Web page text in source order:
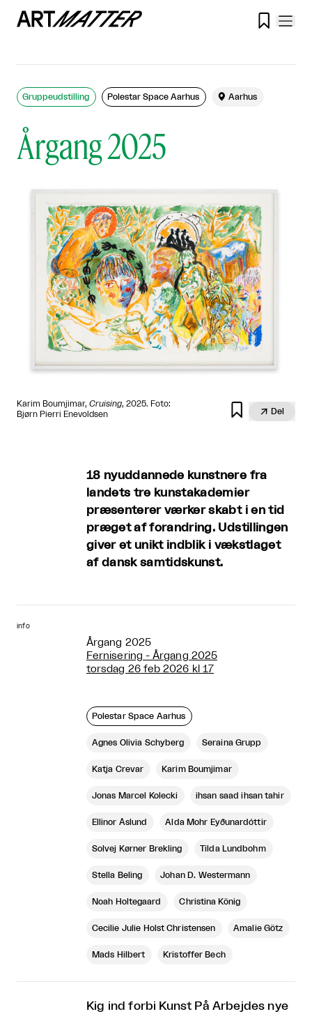

Årgang 2025
Gruppeudstilling Polestar Space Aarhus  Aarhus
Karim Boumjimar, Cruising, 2025. Foto:
Bjørn Pierri Enevoldsen
  Del
18 nyuddannede kunstnere fra
landets tre kunstakademier
præsenterer værker skabt i en tid
præget af forandring. Udstillingen
giver et unikt indblik i vækstlaget
af dansk samtidskunst.
info
Årgang 2025
Fernisering - Årgang 2025
torsdag 26 feb 2026 kl 17
Polestar Space Aarhus
Agnes Olivia Schyberg Seraina Grupp
Katja Crevar Karim Boumjimar
Jonas Marcel Kolecki ihsan saad ihsan tahir
Ellinor Åslund Alda Mohr Eyðunardóttir
Solvej Kørner Brekling Tilda Lundbohm
Stella Beling Johan D. Westermann
Noah Holtegaard Christina König
Cecilie Julie Holst Christensen Amalie Götz
Mads Hilbert Kristoffer Bech
Kig ind forbi Kunst På Arbejdes nye